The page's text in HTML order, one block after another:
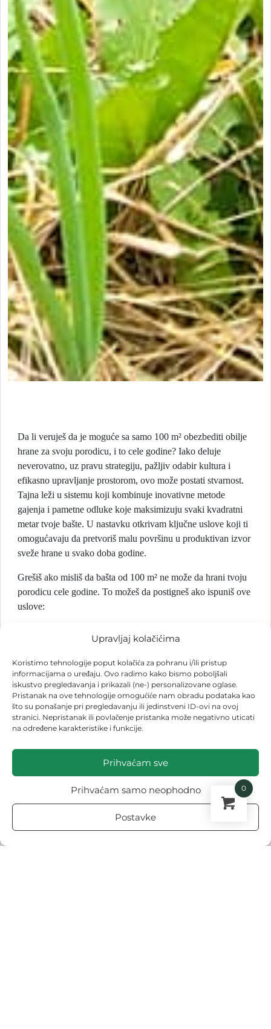
Upravljaj kolačićima
Koristimo tehnologije poput kolačića za pohranu i/ili pristup
informacijama o uređaju. Ovo radimo kako bismo poboljšali
iskustvo pregledavanja i prikazali (ne-) personalizovane oglase.
Pristanak na ove tehnologije omogućiće nam obradu podataka kao
što su ponašanje pri pregledavanju ili jedinstveni ID-ovi na ovoj
stranici. Nepristanak ili povlačenje pristanka može negativno uticati
na određene karakteristike i funkcije.
Prihvaćam sve
Prihvaćam samo neophodno
Postavke
Da li veruješ da je moguće sa samo 100 m² obezbediti obilje
hrane za svoju porodicu, i to cele godine? Iako deluje
neverovatno, uz pravu strategiju, pažljiv odabir kultura i
efikasno upravljanje prostorom, ovo može postati stvarnost.
Tajna leži u sistemu koji kombinuje inovativne metode
gajenja i pametne odluke koje maksimizuju svaki kvadratni
metar tvoje bašte. U nastavku otkrivam ključne uslove koji ti
omogućavaju da pretvoriš malu površinu u produktivan izvor
sveže hrane u svako doba godine.
Grešiš ako misliš da bašta od 100 m² ne može da hrani tvoju
porodicu cele godine. To možeš da postigneš ako ispuniš ove
uslove:
jedino tako možeš da imaš kontinuitet setve
i berbe tokom cele godine. Kao što vidiš zbog
tog uslova bašta mi je puna i preko zime.
Drugi uslov je da iz bašte izbaciš na travu sve
ono što se može uzgojiti na travi.
Npr. krompir i tikvice, pasulje, kukuruz,
boranije visoke i niske. Tako se dobije prostor
za one kulture koje ne možeš uzgojiti na
Pametno biraj sorte. Izaberi visoku boraniju u
odnosu na nisku, jer jedna kućica visoke
boranije daje ti punu gajbu hrane.
Pojačaj dinamiku smene kultura na svojim
gredicama. Što manja bašta, to veća
0